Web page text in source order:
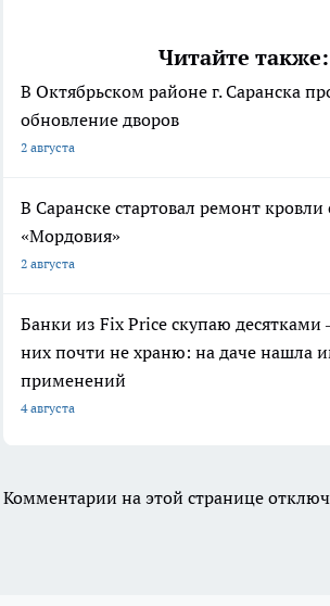
Читайте также:
В Октябрьском районе г. Саранска
обновление дворов
2 августа
В Саранске стартовал ремонт
«Мордовия»
2 августа
Банки из Fix Price скупаю
них почти не храню: на даче нашла
применений
4 августа
Комментарии на этой странице